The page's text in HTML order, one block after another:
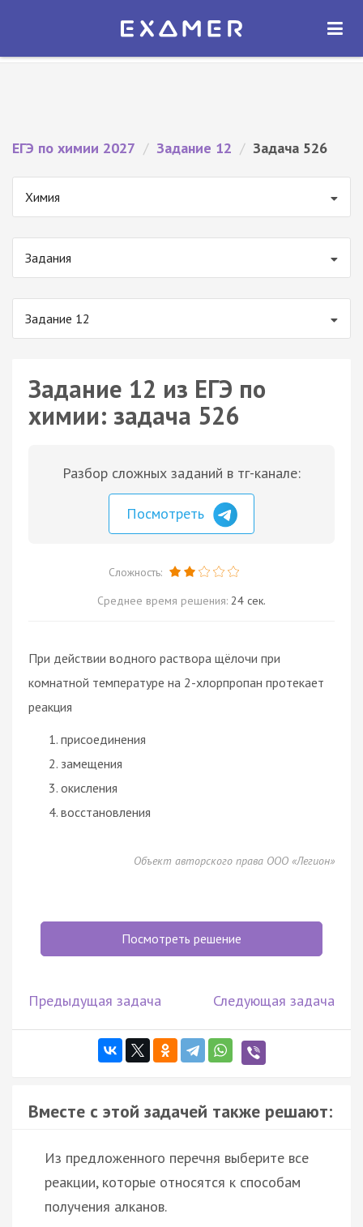
Экзамер — ЕГЭ 2027
ОТКРЫТЬ
ЕГЭ по химии 2027 / Задание 12 / Задача 526
Химия
Задания
Задание 12
Задание 12 из ЕГЭ по
химии: задача 526
Разбор сложных заданий в тг-канале:
Посмотреть
Сложность:
Среднее время решения: 24 сек.
При действии водного раствора щёлочи при
комнатной температуре на 2-хлорпропан протекает
реакция
присоединения
замещения
окисления
восстановления
Объект авторского права ООО «Легион»
Посмотреть решение
Предыдущая задача Следующая задача
Вместе с этой задачей также решают:
Из предложенного перечня выберите все
реакции, которые относятся к способам
получения алканов.